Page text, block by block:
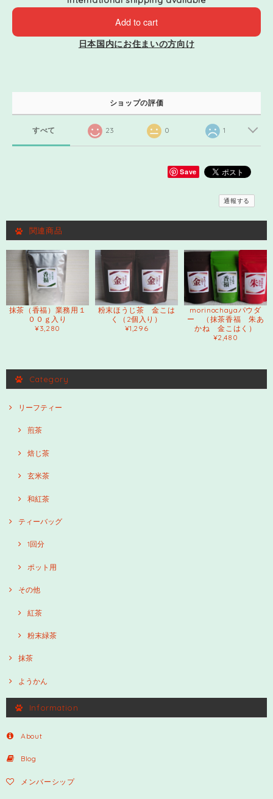
Add to cart
日本国内にお住まいの方向け
ショップの評価
すべて 23 0 1
Save
通報する
関連商品
抹茶（香福）業務用１
００ｇ入り
¥3,280
粉末ほうじ茶 金こは
く（2個入り）
¥1,296
morinochayaパウダ
ー （抹茶香福 朱あ
かね 金こはく）
¥2,480
Category
リーフティー
煎茶
焙じ茶
玄米茶
和紅茶
ティーバッグ
1回分
ポット用
その他
紅茶
粉末緑茶
抹茶
ようかん
Information
About
Blog
メンバーシップ